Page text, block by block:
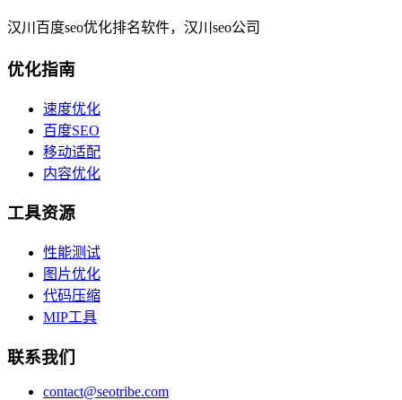
汉川百度seo优化排名软件，汉川seo公司
优化指南
速度优化
百度SEO
移动适配
内容优化
工具资源
性能测试
图片优化
代码压缩
MIP工具
联系我们
contact@seotribe.com